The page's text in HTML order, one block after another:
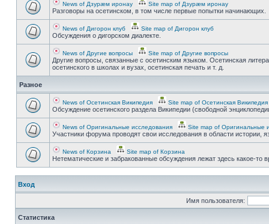
News of Дзурæм иронау Site map of Дзурæм иронау
Разговоры на осетинском, в том числе первые попытки начинающих.
News of Дигорон клуб Site map of Дигорон клуб
Обсуждения о дигорском диалекте.
News of Другие вопросы Site map of Другие вопросы
Другие вопросы, связанные с осетинским языком. Осетинская
осетинского в школах и вузах, осетинская печать и т. д.
Разное
News of Осетинская Википедия Site map of Осетинская Википедия
Обсуждение осетинского раздела Википедии (свободной
News of Оригинальные исследования Site map of Оригинальные
Участники форума проводят свои исследования в области истории,
News of Корзина Site map of Корзина
Нетематические и забракованные обсуждения лежат здесь какое-то
Вход
Имя пользователя:
Статистика